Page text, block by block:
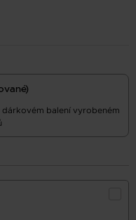
balení vyrobeném